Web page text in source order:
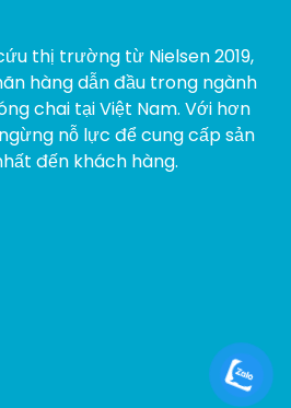
thị trường từ Nielsen 2019,
hàng dẫn đầu trong ngành
chai tại Việt Nam. Với hơn
nỗ lực để cung cấp sản
đến khách hàng.